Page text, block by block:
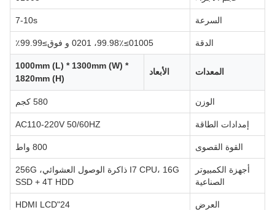
السرعة 7-10s
الدقة 01005≥99.98٪، 0201 و فوق≥99.99٪
المعدات الأبعاد
1000mm (L) * 1300mm (W) *
1820mm (H)
الوزن 580 كجم
إمدادات الطاقة AC110-220V 50/60HZ
القوة القصوى 800 واط
أجهزة الكمبيوتر
الصناعية
I7 CPU، 16G ذاكرة الوصول العشوائي، 256G
SSD + 4T HDD
العرض 24"HDMI LCD